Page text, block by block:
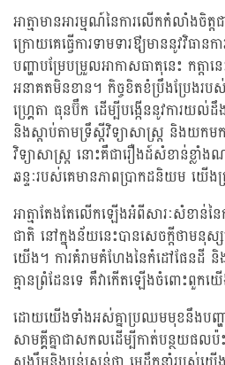
អាត្មាមានអារម្មណ៍នៃការលើកកំលាំងចិត្
ក្រោយគេធ្វើការទាមទារឳ្យមាននូវវិធា
បញ្ហាបម្រែបម្រួលអាកាសធាតុនេះ កត្តា
អនាគតមិនខាន។ កិច្ចខិតខំប្រឹងប្រែងរ
ហ្គ្រេតា ធុនប៊ឺក ដើម្បីបង្កើននូវការយល់ដឹ
និងស្តាប់តាមទ្រឹស្តីវិទ្យាសាស្រ្ត និងយក
វិទ្យាសាស្រ្ត នោះគឺជារឿងដ៍សំខាន់ខ្ល
ឆន្ទៈរបស់គេមានភាពប្រាកដនិយម យើ
អាត្មាតែងតែលើកឡើងអំពីសារៈសំខាន់នៃ
ជាតិ នៅក្នុងន័យនេះបានសេចក្តីថាមនុស្
យើង។ ការគំរាមគំហែងនៃកំដៅផែនដី
គ្មានព្រំដែនទេ គឺវាកើតឡើងចំពោះពួកយ
ដោយយើងទាំងអស់គ្នាប្រឈមមុខនឹងបញ្ហា
សាមគ្គីគ្នាជាសកលដើម្បីកាត់បន្ថយផលប៉